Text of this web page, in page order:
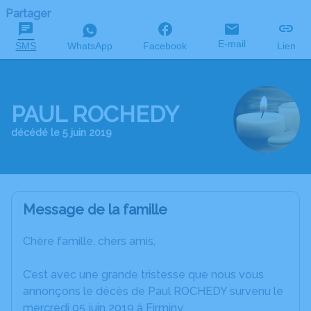
Partager
SMS WhatsApp Facebook E-mail Lien
PAUL ROCHEDY
décédé le 5 juin 2019
Message de la famille
Chère famille, chers amis,
C’est avec une grande tristesse que nous vous
annonçons le décès de Paul ROCHEDY survenu le
mercredi 05 juin 2019 à Firminy.